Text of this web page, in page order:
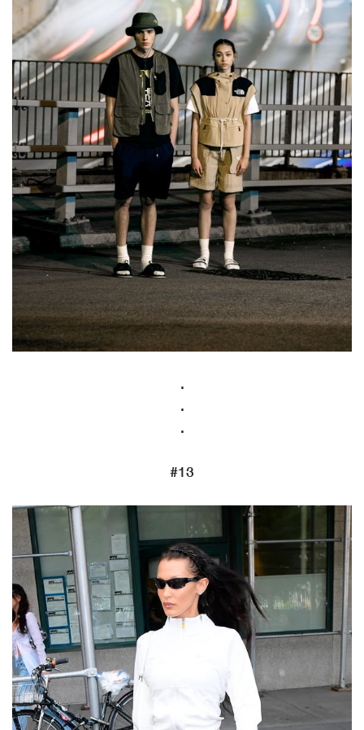
.
.
.
#13